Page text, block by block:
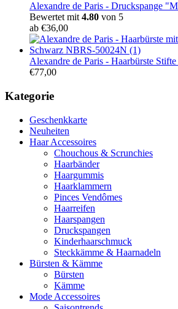
Alexandre de Paris - Druckspange
Bewertet mit 4.80 von 5
ab €36,00
Alexandre de Paris - Haarbürste
€77,00
Kategorie
Geschenkkarte
Neuheiten
Haar Accessoires
Chouchous & Scrunchies
Haarbänder
Haargummis
Haarklammern
Pinces Vendômes
Haarreifen
Haarspangen
Druckspangen
Kinderhaarschmuck
Steckkämme & Haarnadeln
Bürsten & Kämme
Bürsten
Kämme
Mode Accessoires